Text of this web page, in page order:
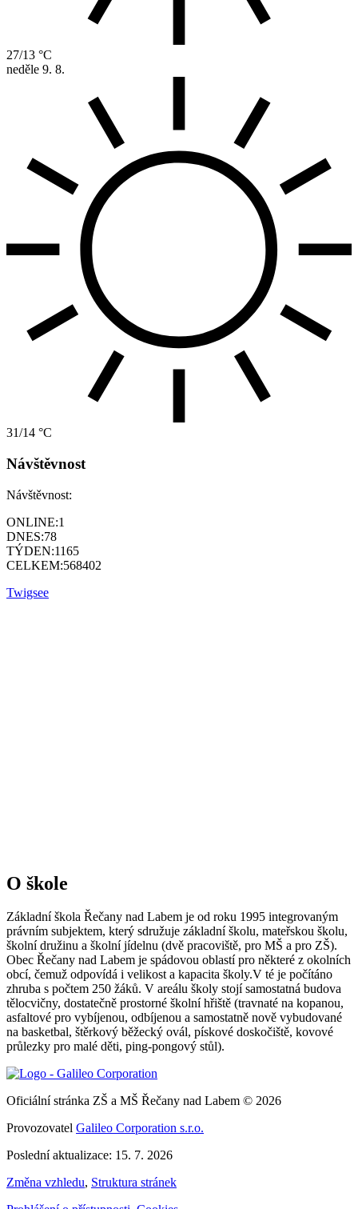
27/13 °C
neděle 9. 8.
31/14 °C
Návštěvnost
Návštěvnost:
ONLINE:1
DNES:78
TÝDEN:1165
CELKEM:568402
Twigsee
O škole
Základní škola Řečany nad Labem je od roku 1995 integrovaným
právním subjektem, který sdružuje základní školu, mateřskou školu,
školní družinu a školní jídelnu (dvě pracoviště, pro MŠ a pro ZŠ).
Obec Řečany nad Labem je spádovou oblastí pro některé z okolních
obcí, čemuž odpovídá i velikost a kapacita školy.V té je počítáno
zhruba s počtem 250 žáků. V areálu školy stojí samostatná budova
tělocvičny, dostatečně prostorné školní hřiště (travnaté na kopanou,
asfaltové pro vybíjenou, odbíjenou a samostatně nově vybudované
na basketbal, štěrkový běžecký ovál, pískové doskočiště, kovové
průlezky pro malé děti, ping-pongový stůl).
Oficiální stránka ZŠ a MŠ Řečany nad Labem © 2026
Provozovatel Galileo Corporation s.r.o.
Poslední aktualizace: 15. 7. 2026
Změna vzhledu, Struktura stránek